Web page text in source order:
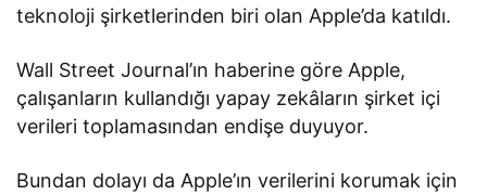
teknoloji şirketlerinden biri olan Apple’da katıldı.
Wall Street Journal’ın haberine göre Apple,
çalışanların kullandığı yapay zekâların şirket içi
verileri toplamasından endişe duyuyor.
Bundan dolayı da Apple’ın verilerini korumak için